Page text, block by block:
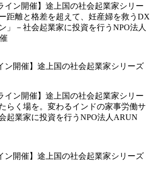
ン開催】途上国の社会起業家シリーズ
ン開催】途上国の社会起業家シリーズ